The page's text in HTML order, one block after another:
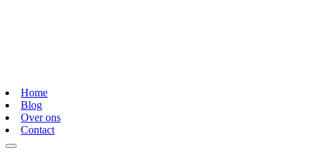
Home
Blog
Over ons
Contact